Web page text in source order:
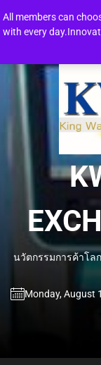
All members can
with every
to
นวัตกรรมการค้าโลก
Monday, August